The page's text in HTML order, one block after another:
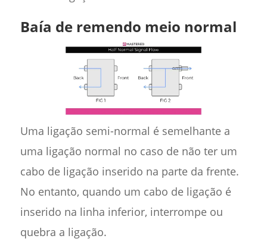
Baía de remendo meio normal
Uma ligação semi-normal é semelhante a
uma ligação normal no caso de não ter um
cabo de ligação inserido na parte da frente.
No entanto, quando um cabo de ligação é
inserido na linha inferior, interrompe ou
quebra a ligação.